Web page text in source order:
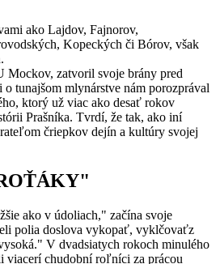
ako Lajdov, Fajnorov,
Kopeckých či Bórov, však
Mockov, zatvoril svoje brány pred
tunajšom mlynárstve nám porozprával
ktorý už viac ako desať rokov
Prašníka. Tvrdí, že tak, ako iní
čriepkov dejín a kultúry svojej
ako v údoliach," začína svoje
polia doslova vykopať, vyklčovaťz
V dvadsiatych rokoch minulého
viacerí chudobní roľníci za prácou